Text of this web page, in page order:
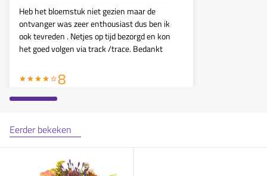
Heb het bloemstuk niet gezien maar de
ontvanger was zeer enthousiast dus ben ik
ook tevreden . Netjes op tijd bezorgd en kon
het goed volgen via track /trace. Bedankt
8
M. van der Graaf
Eerder bekeken